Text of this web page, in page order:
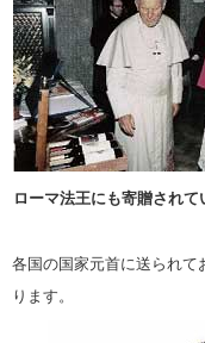
ローマ法王にも寄贈されて
各国の国家元首に送られて
ります。